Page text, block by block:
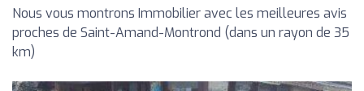
Nous vous montrons Immobilier avec les meilleures avis
proches de Saint-Amand-Montrond (dans un rayon de 35
km)